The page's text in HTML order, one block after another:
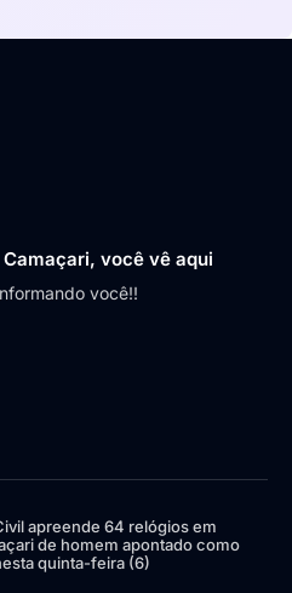
você vê aqui
você!!
apreende 64 relógios em
de homem apontado como
quinta-feira (6)